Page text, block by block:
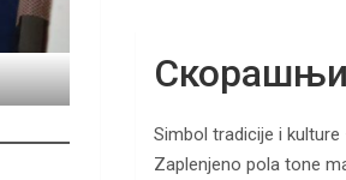
Simbol tradicije i kulture
Zaplenjeno pola tone